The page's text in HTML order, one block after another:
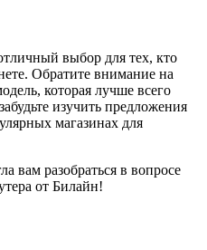
выбор для тех, кто
Обратите внимание на
которая лучше всего
изучить предложения
магазинах для
вам разобраться в вопросе
от Билайн!